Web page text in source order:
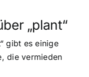
„plant“
gibt es einige
die vermieden